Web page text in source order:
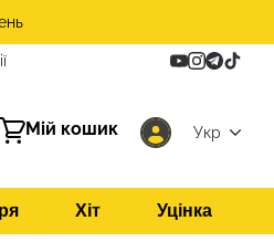
Мій кошик
Укр
Хіт Уцінка